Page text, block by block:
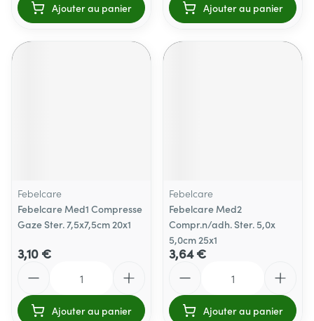
Ajouter au panier Ajouter au panier
Febelcare
Febelcare Med1 Compresse
Gaze Ster. 7,5x7,5cm 20x1
3,10 €
Ajouter au panier
Febelcare
Febelcare Med2
Compr.n/adh. Ster. 5,0x
5,0cm 25x1
3,64 €
Ajouter au panier